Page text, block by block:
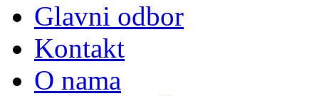
Glavni odbor
Kontakt
O nama